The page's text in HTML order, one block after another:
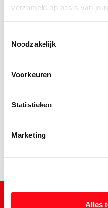
verzameld op basis van
Noodzakelijk
Voorkeuren
Statistieken
Marketing
Alles
2.45